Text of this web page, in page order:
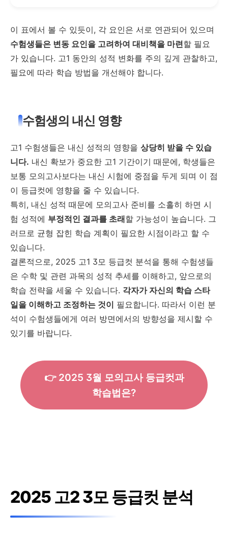
이 표에서 볼 수 있듯이, 각 요인은 서로 연관되어 있으며
수험생들은 변동 요인을 고려하여 대비책을 마련할 필요
가 있습니다. 고1 동안의 성적 변화를 주의 깊게 관찰하고,
필요에 따라 학습 방법을 개선해야 합니다.
수험생의 내신 영향
고1 수험생들은 내신 성적의 영향을 상당히 받을 수 있습
니다. 내신 확보가 중요한 고1 기간이기 때문에, 학생들은
보통 모의고사보다는 내신 시험에 중점을 두게 되며 이 점
이 등급컷에 영향을 줄 수 있습니다.
특히, 내신 성적 때문에 모의고사 준비를 소홀히 하면 시
험 성적에 부정적인 결과를 초래할 가능성이 높습니다. 그
러므로 균형 잡힌 학습 계획이 필요한 시점이라고 할 수
있습니다.
결론적으로, 2025 고1 3모 등급컷 분석을 통해 수험생들
은 수학 및 관련 과목의 성적 추세를 이해하고, 앞으로의
학습 전략을 세울 수 있습니다. 각자가 자신의 학습 스타
일을 이해하고 조정하는 것이 필요합니다. 따라서 이런 분
석이 수험생들에게 여러 방면에서의 방향성을 제시할 수
있기를 바랍니다.
👉 2025 3월 모의고사 등급컷과
학습법은?
2025 고2 3모 등급컷 분석